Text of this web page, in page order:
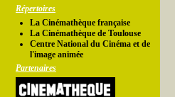
Répertoires
La Cinémathèque française
La Cinémathèque de Toulouse
Centre National du Cinéma et de
l'image animée
Partenaires